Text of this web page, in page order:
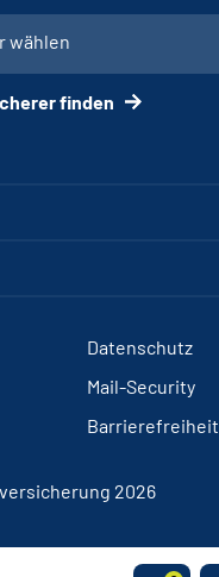
wählen
finden
Datenschutz
Mail-Security
Barrierefreiheit
2026